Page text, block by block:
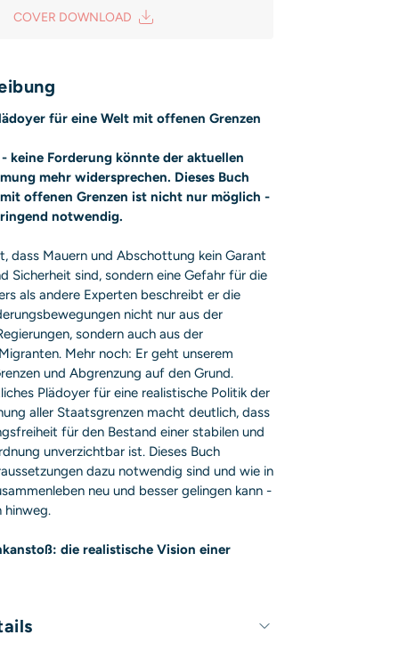
entsprechend Art. 9 Abs. 7 S. 2 der
COVER DOWNLOAD
für eine Welt mit offenen Grenzen
keine Forderung könnte der aktuellen
mehr widersprechen. Dieses Buch
offenen Grenzen ist nicht nur möglich -
notwendig.
dass Mauern und Abschottung kein Garant
Sicherheit sind, sondern eine Gefahr für die
als andere Experten beschreibt er die
nicht nur aus der
sondern auch aus der
Mehr noch: Er geht unserem
und Abgrenzung auf den Grund.
Plädoyer für eine realistische Politik der
aller Staatsgrenzen macht deutlich, dass
für den Bestand einer stabilen und
unverzichtbar ist. Dieses Buch
dazu notwendig sind und wie in
neu und besser gelingen kann -
hinweg.
die realistische Vision einer